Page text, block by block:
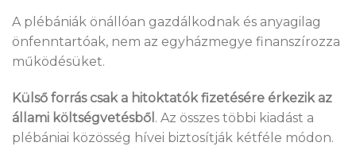
A plébániák önállóan gazdálkodnak és anyagilag
önfenntartóak, nem az egyházmegye finanszírozza
működésüket.
Külső forrás csak a hitoktatók fizetésére érkezik az
állami költségvetésből . Az összes többi kiadást a
plébániai közösség hívei biztosítják kétféle módon.